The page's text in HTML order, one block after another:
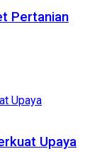
Pertanian
Upaya